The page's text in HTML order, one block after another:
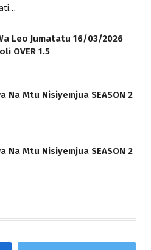
Leo Jumatatu 16/03/2026
OVER 1.5
Na Mtu Nisiyemjua SEASON 2
Na Mtu Nisiyemjua SEASON 2